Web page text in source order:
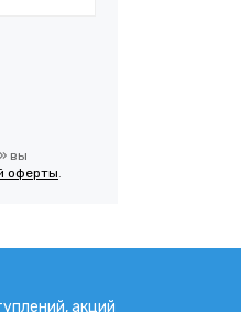
вы
оферты.
акций